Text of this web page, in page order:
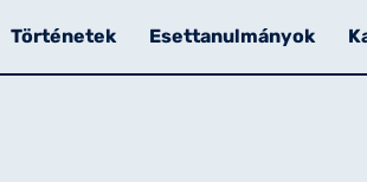
Történetek Esettanulmányok